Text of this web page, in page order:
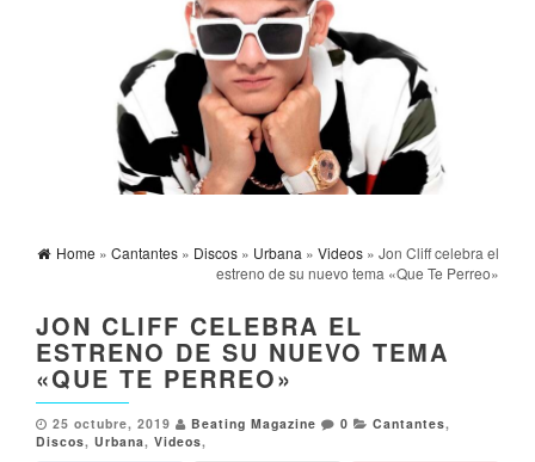
Home » Cantantes » Discos » Urbana » Videos » Jon Cliff celebra el
estreno de su nuevo tema «Que Te Perreo»
JON CLIFF CELEBRA EL
ESTRENO DE SU NUEVO TEMA
«QUE TE PERREO»
25 octubre, 2019 Beating Magazine 0 Cantantes,
Discos, Urbana, Videos,